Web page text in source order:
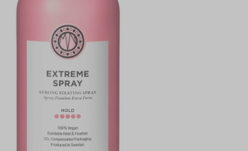
PAUL MITCHELL
PHYTOCOLOR
TANGLE TEEZER